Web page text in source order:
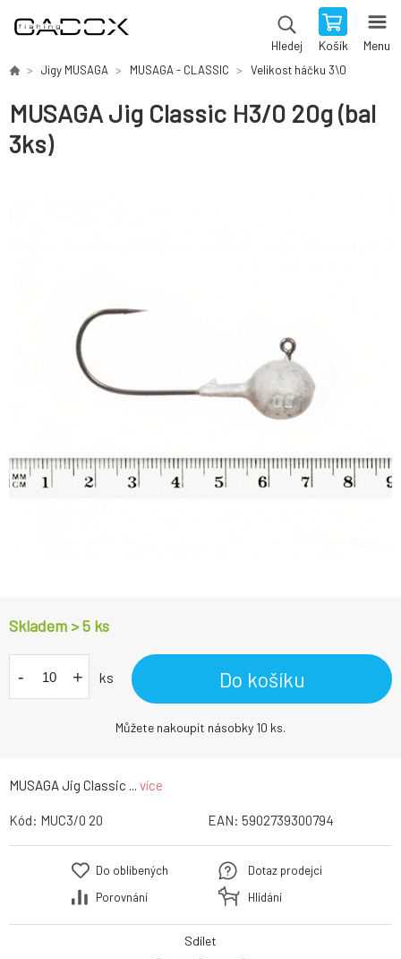
Hledej Košík Menu
Jigy MUSAGA MUSAGA - CLASSIC Velikost háčku 3\0
MUSAGA Jig Classic H3/0 20g (bal
3ks)
MUSAGA Jig Classic ... více
Skladem > 5 ks
- + ks Do košíku
Můžete nakoupit násobky 10 ks.
Kód: MUC3/0 20 EAN: 5902739300794
Do oblíbených
Porovnání
Dotaz prodejci
Hlídání
Sdílet